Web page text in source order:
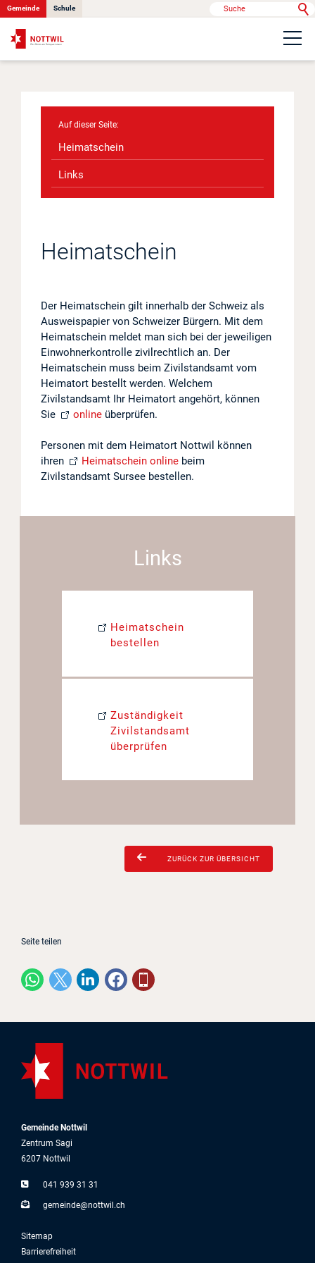
Politik & Verwaltung
Onlinedienste
Gemeinde Schule
Anlässe
Projekte
Log in
Barrierefrei
Heimatschein
Der Heimatschein gilt innerhalb der Schweiz als
Ausweispapier von Schweizer Bürgern. Mit dem
Heimatschein meldet man sich bei der jeweiligen
Einwohnerkontrolle zivilrechtlich an. Der
Heimatschein muss beim Zivilstandsamt vom
Heimatort bestellt werden. Welchem
Zivilstandsamt Ihr Heimatort angehört, können
Sie
online überprüfen.
Personen mit dem Heimatort Nottwil können
ihren
Heimatschein online beim
Zivilstandsamt Sursee bestellen.
Heimatschein
Links
Links
Heimatschein
bestellen
Zuständigkeit
Zivilstandsamt
überprüfen
ZURÜCK ZUR ÜBERSICHT
Seite teilen
Gemeinde Nottwil
Zentrum Sagi
6207 Nottwil
041 939 31 31
g m nd n ttw l ch
Sitemap
Barrierefreiheit